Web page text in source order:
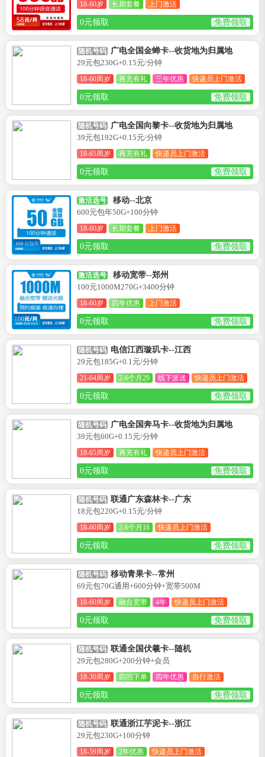
18-60岁 长期套餐 上门激活
0元领取 免费领取
随机号码 广电全国金蝉卡--收货地为归属地
29元包230G+0.15元/分钟
18-60周岁 再充有礼 三年优惠 快递员上门激活
0元领取 免费领取
随机号码 广电全国向黎卡--收货地为归属地
39元包192G+0.15元/分钟
18-65周岁 再充有礼 快递员上门激活
0元领取 免费领取
激活选号
移动--北京
600元包年50G+100分钟
18-60岁 长期套餐 上门激活
0元领取 免费领取
激活选号
移动宽带--郑州
100元1000M270G+3400分钟
18-60岁 四年优惠 上门激活
0元领取 免费领取
随机号码 电信江西璇玑卡--江西
29元包185G+0.1元/分钟
21-64周岁 2-6个月29 线下派送 快递员上门激活
0元领取 免费领取
随机号码 广电全国奔马卡--收货地为归属地
39元包60G+0.15元/分钟
18-65周岁 再充有礼 快递员上门激活
0元领取 免费领取
随机号码 联通广东森林卡--广东
18元包220G+0.15元/分钟
18-60周岁 2-6个月18 快递员上门激活
0元领取 免费领取
随机号码 移动青果卡--常州
69元包70G通用+600分钟+宽带500M
18-60周岁 融合宽带 4年 快递员上门激活
0元领取 免费领取
随机号码 联通全国伏羲卡--随机
29元包280G+200分钟+会员
18-30周岁 四照下单 四年优惠 自行激活
0元领取 免费领取
随机号码 联通浙江芋泥卡--浙江
29元包230G+100分钟
18-59周岁 2年优惠 快递员上门激活